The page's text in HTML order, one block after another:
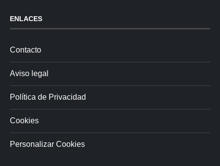
ENLACES
Contacto
Aviso legal
Política de Privacidad
Cookies
Personalizar Cookies